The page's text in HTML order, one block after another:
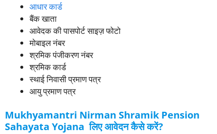
आधार कार्ड
बैंक खाता
आवेदक की पासपोर्ट साइज़ फोटो
मोबाइल नंबर
श्रमिक पंजीकरण नंबर
श्रमिक कार्ड
स्थाई निवासी प्रमाण पत्र
आयु प्रमाण पत्र
Mukhyamantri Nirman Shramik Pension
Sahayata Yojana लिए आवेदन कैसे करें?